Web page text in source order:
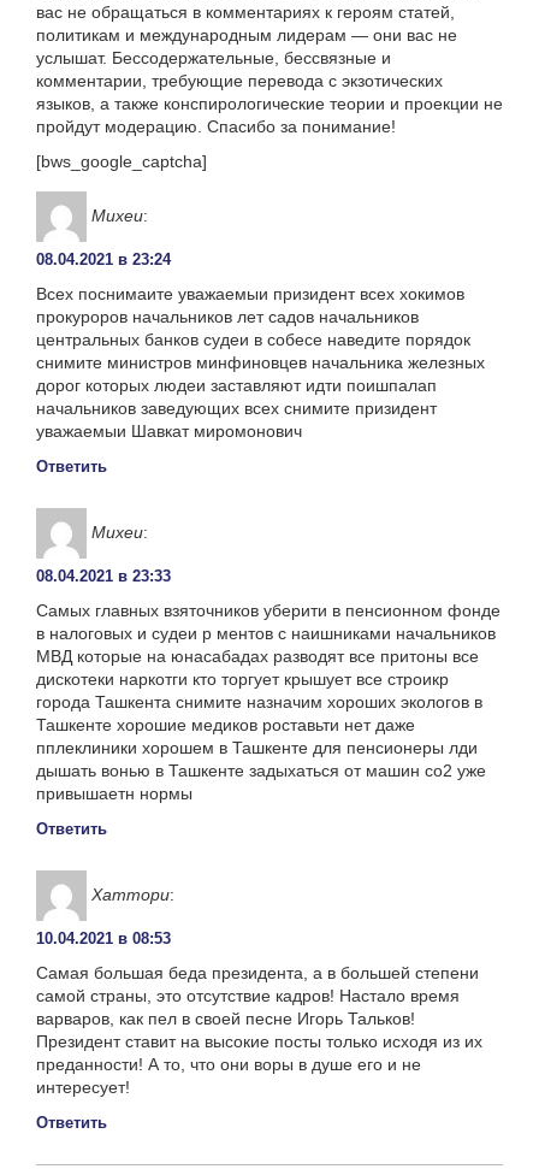
вас не обращаться в комментариях к героям статей,
политикам и международным лидерам — они вас не
услышат. Бессодержательные, бессвязные и
комментарии, требующие перевода с экзотических
языков, а также конспирологические теории и проекции не
пройдут модерацию. Спасибо за понимание!
[bws_google_captcha]
Михеи:
08.04.2021 в 23:24
Всех поснимаите уважаемыи призидент всех хокимов
прокуроров начальников лет садов начальников
центральных банков судеи в собесе наведите порядок
снимите министров минфиновцев начальника железных
дорог которых людеи заставляют идти поишпалап
начальников заведующих всех снимите призидент
уважаемыи Шавкат миромонович
Ответить
Михеи:
08.04.2021 в 23:33
Самых главных взяточников уберити в пенсионном фонде
в налоговых и судеи р ментов с наишниками начальников
МВД которые на юнасабадах разводят все притоны все
дискотеки наркотги кто торгует крышует все строикр
города Ташкента снимите назначим хороших экологов в
Ташкенте хорошие медиков роставьти нет даже
пплеклиники хорошем в Ташкенте для пенсионеры лди
дышать вонью в Ташкенте задыхаться от машин со2 уже
привышаетн нормы
Ответить
Хаттори:
10.04.2021 в 08:53
Самая большая беда президента, а в большей степени
самой страны, это отсутствие кадров! Настало время
варваров, как пел в своей песне Игорь Тальков!
Президент ставит на высокие посты только исходя из их
преданности! А то, что они воры в душе его и не
интересует!
Ответить